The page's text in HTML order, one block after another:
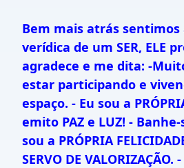
Bem mais atrás sentimos
verídica de um SER, ELE
agradece e me dita: -
estar participando e
espaço. - Eu sou a
emito PAZ e LUZ! -
sou a PRÓPRIA
SERVO DE